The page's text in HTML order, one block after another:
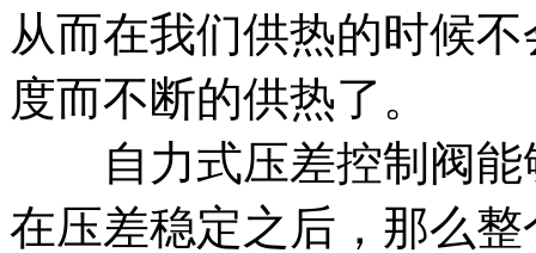
从而在我们供热的时候
度而不断的供热了。
自力式压差控制阀能
在压差稳定之后，那么